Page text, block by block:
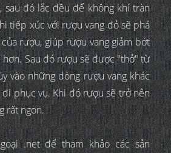
sau đó lắc đều để không khí tràn
tiếp xúc với rượu vang đỏ sẽ phá
rượu, giúp rượu vang giảm bớt
hơn. Sau đó rượu sẽ được "thở" từ
vào những dòng rượu vang khác
phục vụ. Khi đó rượu sẽ trở nên
rất ngon.
.net để tham khảo các sản